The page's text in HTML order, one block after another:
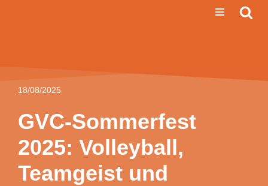
18/08/2025
GVC-Sommerfest
2025: Volleyball,
Teamgeist und